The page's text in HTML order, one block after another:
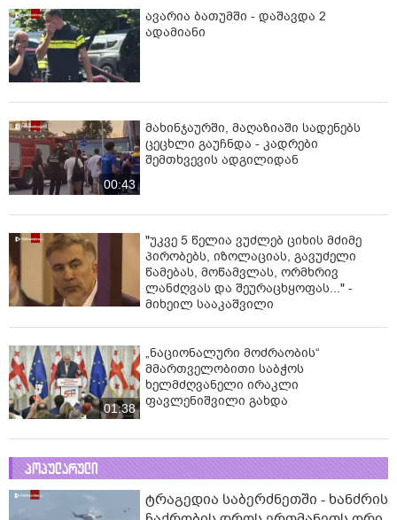
ავარია ბათუმში - დაშავდა 2
ადამიანი
00:43
მახინჯაურში, მაღაზიაში სადენებს
ცეცხლი გაუჩნდა - კადრები
შემთხვევის ადგილიდან
"უკვე 5 წელია ვუძლებ ციხის მძიმე
პირობებს, იზოლაციას, გავუძელი
წამებას, მოწამვლას, ორმხრივ
ლანძღვას და შეურაცხყოფას..." -
მიხეილ სააკაშვილი
01:38
„ნაციონალური მოძრაობის“
მმართველობითი საბჭოს
ხელმძღვანელი ირაკლი
ფავლენიშვილი გახდა
პოპულარული
ტრაგედია საბერძნეთში - ხანძრის